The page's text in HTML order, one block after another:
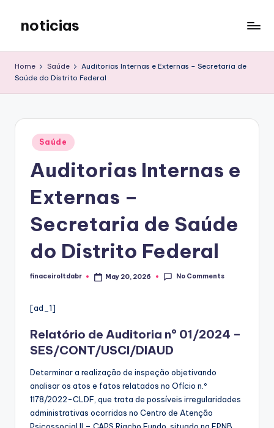
content
noticias
Home Saúde
Auditorias Internas e Externas – Secretaria de
Saúde do Distrito Federal
Posted
in
Saúde
Auditorias Internas e
Externas –
Secretaria de Saúde
do Distrito Federal
Posted
finaceiroltdabr May 20, 2026 No Comments
[ad_1]
Relatório de Auditoria nº 01/2024 –
SES/CONT/USCI/DIAUD
Determinar a realização de inspeção objetivando
analisar os atos e fatos relatados no Ofício n.º
1178/2022-CLDF, que trata de possíveis irregularidades
administrativas ocorridas no Centro de Atenção